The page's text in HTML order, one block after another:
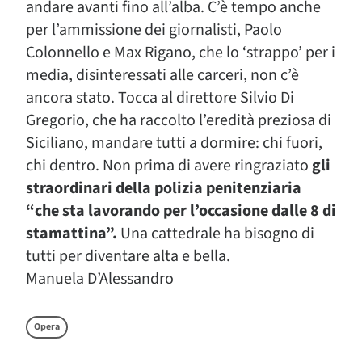
andare avanti fino all’alba. C’è tempo anche
per l’ammissione dei giornalisti, Paolo
Colonnello e Max Rigano, che lo ‘strappo’ per i
media, disinteressati alle carceri, non c’è
ancora stato. Tocca al direttore Silvio Di
Gregorio, che ha raccolto l’eredità preziosa di
Siciliano, mandare tutti a dormire: chi fuori,
chi dentro. Non prima di avere ringraziatogli
straordinari della polizia penitenziaria
“che sta lavorando per l’occasione dalle 8 di
stamattina”. Una cattedrale ha bisogno di
tutti per diventare alta e bella.
Manuela D’Alessandro
Opera